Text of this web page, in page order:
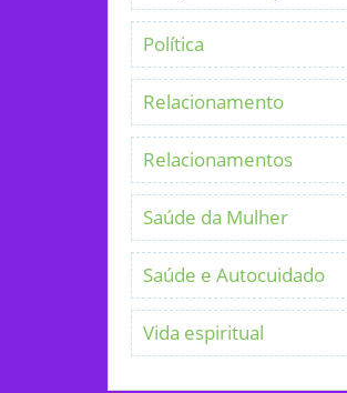
Política
Relacionamento
Relacionamentos
Saúde da Mulher
Saúde e Autocuidado
Vida espiritual